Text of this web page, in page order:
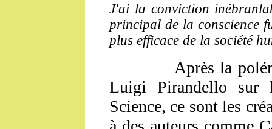
J'ai la conviction
principal de la conscience
plus efficace de la société
Après la
Luigi Pirandello sur
Science, ce sont les